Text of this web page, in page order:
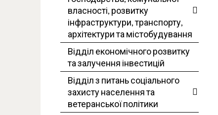
власності, розвитку
інфраструктури, транспорту,
архітектури та містобудування
Відділ економічного розвитку
та залучення інвестицій
Відділ з питань соціального
захисту населення та
ветеранської політики